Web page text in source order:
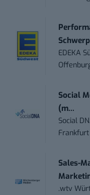
EDEKA
Social
(m...
Social
Sales-
.wtv